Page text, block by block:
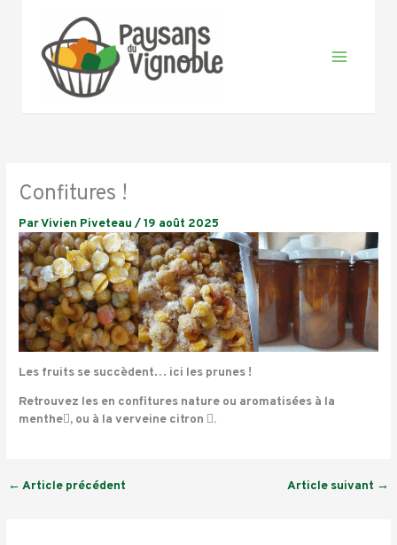
contenu
Confitures !
ParVivien Piveteau/19 août 2025
Les fruits se succèdent… ici les prunes !
Retrouvez les en confitures nature ou aromatisées à la
menthe, ou à la verveine citron .
← Article précédent Article suivant →